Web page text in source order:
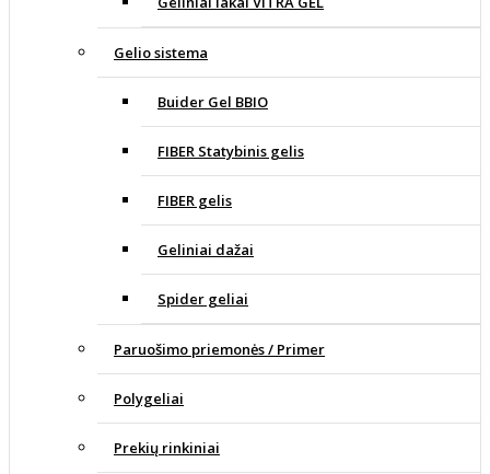
Gelio sistema
Buider Gel BBIO
FIBER Statybinis gelis
FIBER gelis
Geliniai dažai
Spider geliai
Paruošimo priemonės / Primer
Polygeliai
Prekių rinkiniai